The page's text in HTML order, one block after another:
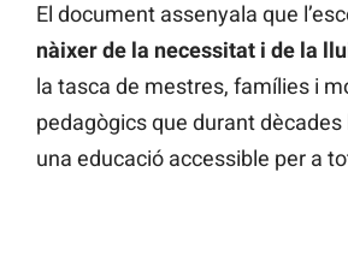
El document assenyala que
nàixer de la necessitat i de la
la tasca de mestres, famílies i
pedagògics que durant
una educació accessible per a